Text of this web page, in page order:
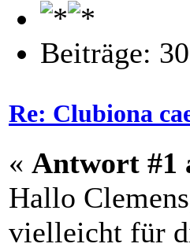
Beiträge:
Re: Clubiona
« Antwort #1
Hallo
vielleicht für